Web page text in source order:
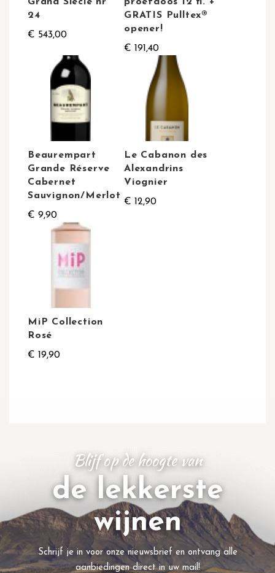
Grand Siecle nr
24
€ 543,00
proefdoos 12 fl. +
GRATIS Pulltex®
opener!
€ 191,40
Beaurempart
Grande Réserve
Cabernet
Sauvignon/Merlot
€ 9,90
Le Cabanon des
Alexandrins
Viognier
€ 12,90
MiP Collection
Rosé
€ 19,90
Blijf op de hoogte van
de lekkerste
wijnen
Schrijf je in voor onze nieuwsbrief en ontvang alle
aanbiedingen direct in uw mail!